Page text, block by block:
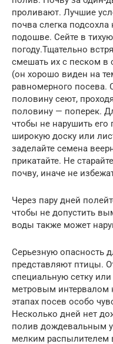
проливают. Лучшие
почва слегка
подошве. Сейте в
погоду.Тщательно
смешать их с песком в
(он хорошо виден на
равномерного посева.
половину сеют,
половину — поперек.
чтобы не нарушить его
широкую доску или
заделайте семена
прикатайте. Не
почву, иначе не
Через пару дней
чтобы не допустить
воды также может
Серьезную опасность
представляют птицы.
специальную сетку
метровым интервалом
этапах посев особо
Несколько дней нет
полив дождевальным
мелким